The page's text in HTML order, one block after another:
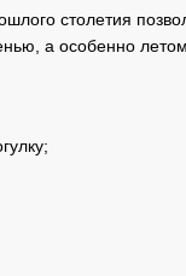
столетия
а особенно